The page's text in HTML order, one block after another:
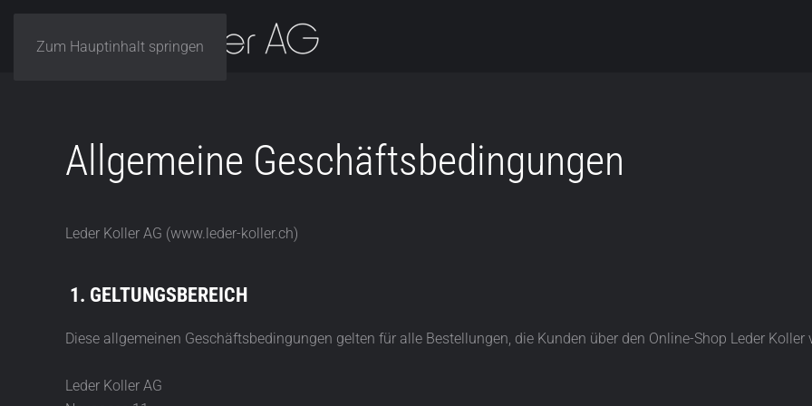
Zum Hauptinhalt springen
Allgemeine Geschäftsbedingungen
Leder Koller AG (www.leder-koller.ch)
1. GELTUNGSBEREICH
Diese allgemeinen Geschäftsbedingungen gelten für alle Bestellungen, die Kunden über den Online-Shop Leder Koller
Leder Koller AG